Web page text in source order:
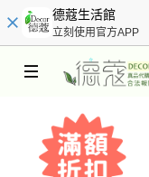
德蔻生活館
立刻使用官方APP